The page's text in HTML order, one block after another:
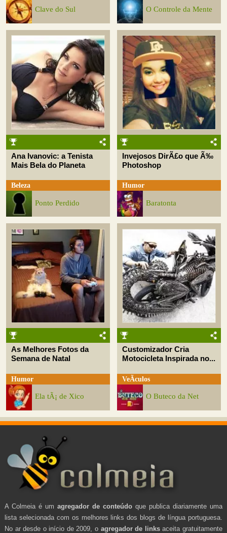
Clave do Sul O Controle da Mente
Ana Ivanovic: a Tenista
Mais Bela do Planeta
Beleza
Ponto Perdido
Invejosos DirÃ£o que Ã‰
Photoshop
Humor
Baratonta
As Melhores Fotos da
Semana de Natal
Humor
Ela tÃ¡ de Xico
Customizador Cria
Motocicleta Inspirada no...
VeÃ­culos
O Buteco da Net
A Colmeia é um agregador de conteúdo que publica diariamente uma
lista selecionada com os melhores links dos blogs de língua portuguesa.
No ar desde o início de 2009, o agregador de linksaceita gratuitamente